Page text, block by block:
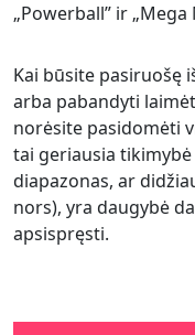
„Powerball” ir
Kai būsite pasiruošę
arba pabandyti
norėsite pasidomėti
tai geriausia
diapazonas, ar
nors), yra daugybė
apsispręsti.